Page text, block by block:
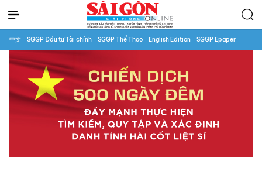
中文 SGGP Đầu tư Tài chính SGGP Thể Thao English Edition SGGP Epaper